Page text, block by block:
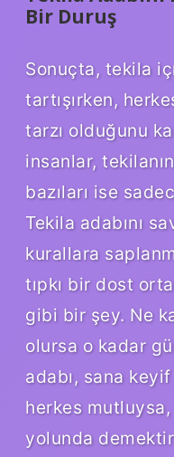
Bir Duruş
Sonuçta, tekila
tartışırken,
tarzı olduğunu
insanlar,
bazıları ise
Tekila adabını
kurallara
tıpkı bir dost
gibi bir şey. Ne
olursa o kadar
adabı, sana
herkes
yolunda